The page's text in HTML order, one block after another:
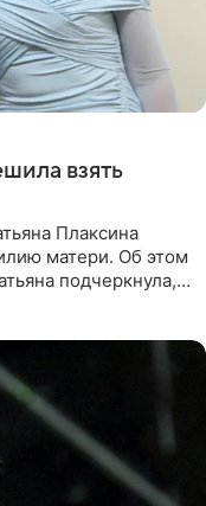
взять
Плаксина
матери. Об этом
подчеркнула,